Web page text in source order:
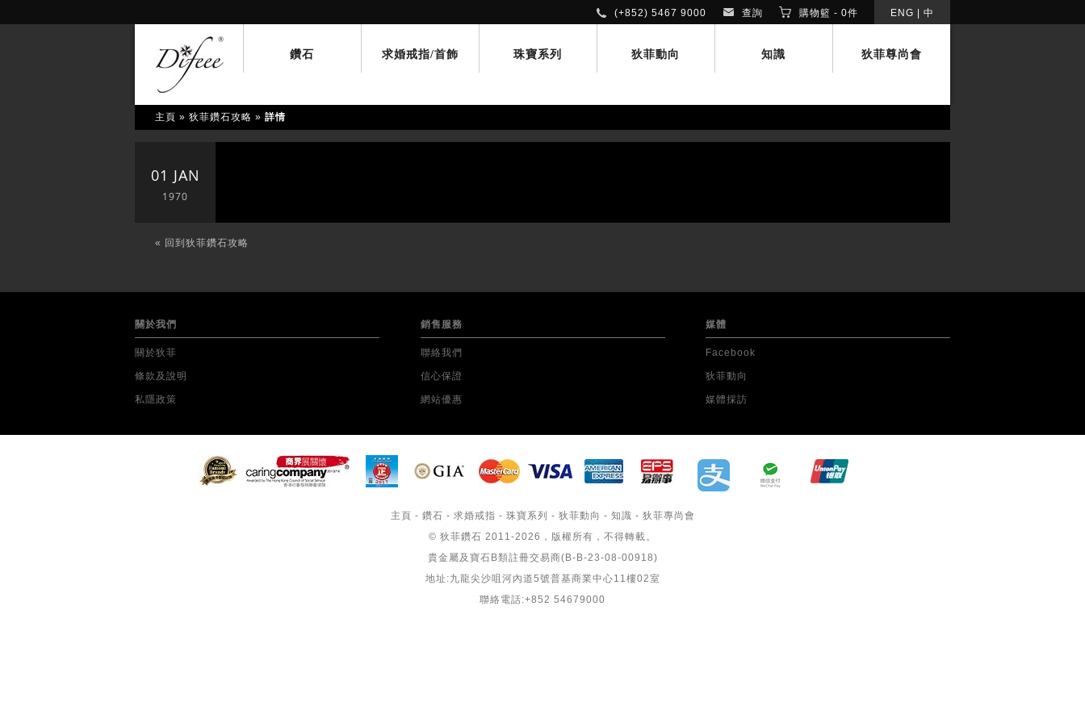
ENG 中
購物籃 - 0件
查詢
(+852) 5467 9000
鑽石 求婚戒指/首飾 珠寶系列 狄菲動向 知識 狄菲尊尚會
主頁 » 狄菲鑽石攻略 » 詳情
01 JAN
1970
« 回到狄菲鑽石攻略
關於我們
關於狄菲
條款及說明
私隱政策
銷售服務
聯絡我們
信心保證
網站優惠
媒體
Facebook
狄菲動向
媒體採訪
主頁 - 鑽石 - 求婚戒指 - 珠寶系列 - 狄菲動向 - 知識 - 狄菲專尚會
© 狄菲鑽石 2011-2026，版權所有，不得轉載。
貴金屬及寶石B類註冊交易商(B-B-23-08-00918)
地址:九龍尖沙咀河內道5號普基商業中心11樓02室
聯絡電話:+852 54679000